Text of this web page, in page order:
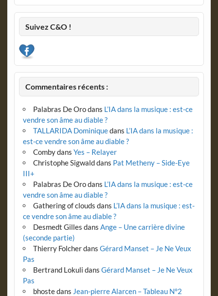
Suivez C&O !
Commentaires récents :
Palabras De Orodans L’IA dans la musique : est-ce
vendre son âme au diable ?
TALLARIDA Dominiquedans L’IA dans la musique :
est-ce vendre son âme au diable ?
Combydans Yes – Relayer
Christophe Sigwalddans Pat Metheny – Side-Eye
III+
Palabras De Orodans L’IA dans la musique : est-ce
vendre son âme au diable ?
Gathering of clouds dans L’IA dans la musique : est-
ce vendre son âme au diable ?
Desmedt Gilles dans Ange – Une carrière divine
(seconde partie)
Thierry Folcherdans Gérard Manset – Je Ne Veux
Pas
Bertrand Lokuli dans Gérard Manset – Je Ne Veux
Pas
bhostedans Jean-pierre Alarcen – Tableau N°2